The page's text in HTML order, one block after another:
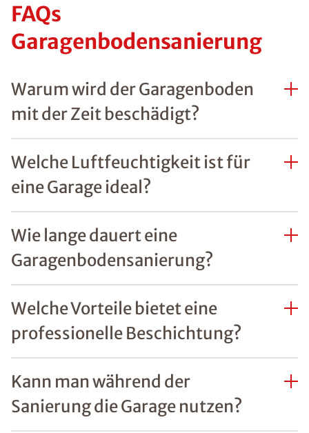
FAQs
Garagenbodensanierung
Warum wird der Garagenboden
mit der Zeit beschädigt?
Welche Luftfeuchtigkeit ist für
eine Garage ideal?
Wie lange dauert eine
Garagenbodensanierung?
Welche Vorteile bietet eine
professionelle Beschichtung?
Kann man während der
Sanierung die Garage nutzen?